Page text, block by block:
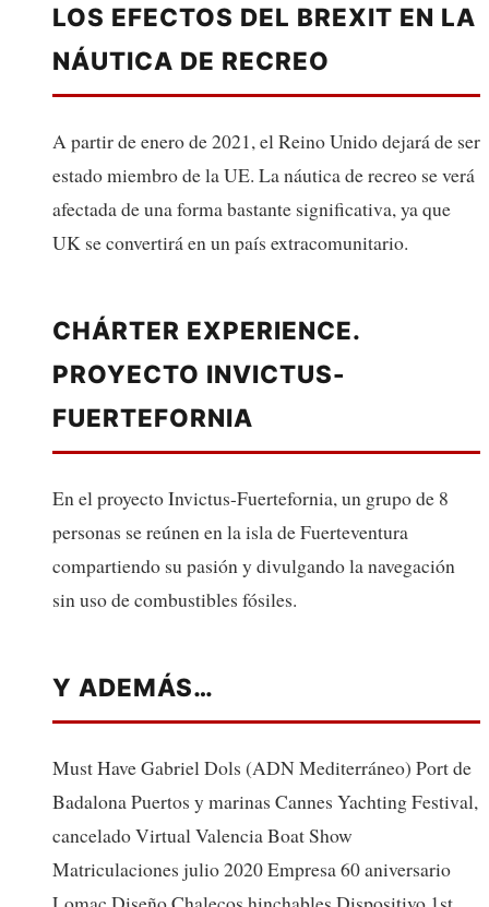
LOS EFECTOS DEL BREXIT EN LA
NÁUTICA DE RECREO
A partir de enero de 2021, el Reino Unido dejará de ser
estado miembro de la UE. La náutica de recreo se verá
afectada de una forma bastante significativa, ya que
UK se convertirá en un país extracomunitario.
CHÁRTER EXPERIENCE.
PROYECTO INVICTUS-
FUERTEFORNIA
En el proyecto Invictus-Fuertefornia, un grupo de 8
personas se reúnen en la isla de Fuerteventura
compartiendo su pasión y divulgando la navegación
sin uso de combustibles fósiles.
Y ADEMÁS…
Must Have Gabriel Dols (ADN Mediterráneo) Port de
Badalona Puertos y marinas Cannes Yachting Festival,
cancelado Virtual Valencia Boat Show
Matriculaciones julio 2020 Empresa 60 aniversario